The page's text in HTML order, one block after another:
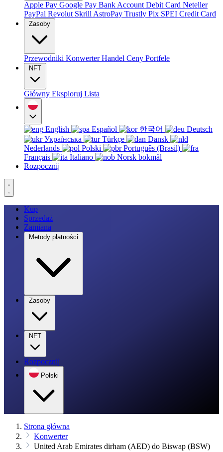
Apple Pay Google Pay Bank Account Debit Card Neteller
PayPal Revolut Skrill AstroPay Trustly Pix SPEI Credit Card
Zasoby
Przewodniki KonwerterHandel Ceny Portfele
NFT
Główny Eksploruj Lista
English Español 한국어
Deutsch
Українська
Türkçe
Dansk
Nederlands
Polski
Português (Brasil)
Français
Italiano
Norsk bokmål
Rozpocznij
Kup
Sprzedaż
Zamiana
Metody płatności
Zasoby
NFT
Rozpocznij
Polski
Strona główna
Konwerter
United Arab Emirates dirham (AED) do Biswap (BSW)